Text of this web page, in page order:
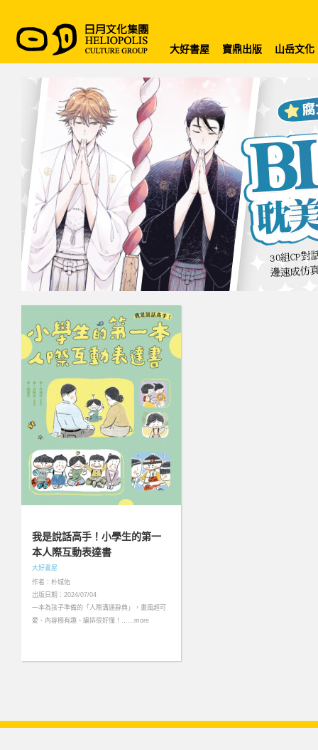
大好書屋 寶鼎出版 山岳文化
我是說話高手！小學生的第一
本人際互動表達書
大好書屋
作者：朴城佑
出版日期：2024/07/04
一本為孩子準備的「人際溝通辭典」，畫風超可
愛、內容極有趣、編排很好懂！……more